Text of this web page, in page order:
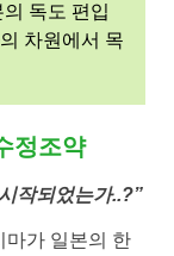
독도 편입
차원에서 목
정조약
작되었는가..?”
마가 일본의 한